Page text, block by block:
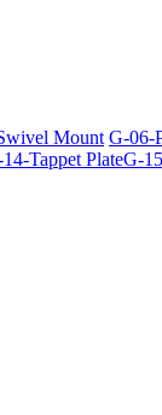
Mount G-06-
Tappet PlateG-